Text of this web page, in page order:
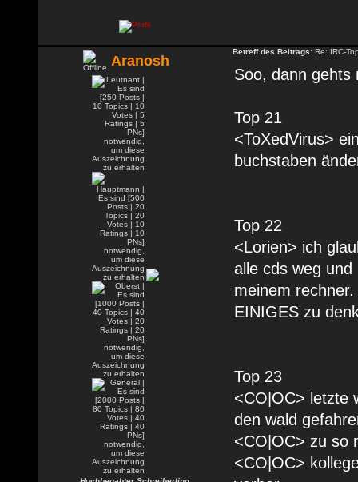
Aranosh
Betreff des Beitrags: Re: IRC-
Soo, dann gehts
Top 21
<ToXedVirus>
buchstaben
Top 22
<Lorien> ich
alle cds weg
meinem
EINIGES zu
Top 23
<CO|OC> letzte
den wald
<CO|OC> zu so
<CO|OC>